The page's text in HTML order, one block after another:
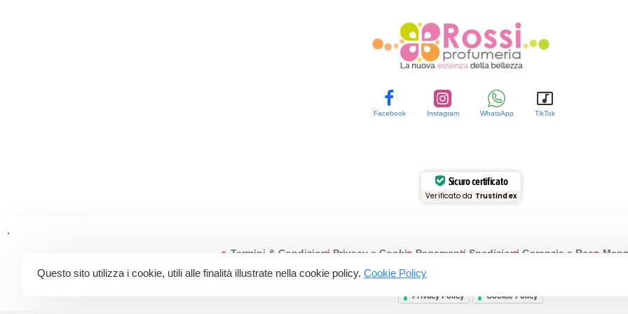
Facebook Instagram WhatsApp TikTok
Sicuro certificato
Verificato da Trustindex
.
Termini & Condizioni Privacy e Cookie Pagamenti Spedizioni Garanzia e Reso
© 2015-2025 Profumeriarossi.it | P.iva: 03200430613
Privacy Policy Cookie Policy
Questo sito utilizza i cookie, utili alle finalità illustrate nella cookie policy. Cookie Policy